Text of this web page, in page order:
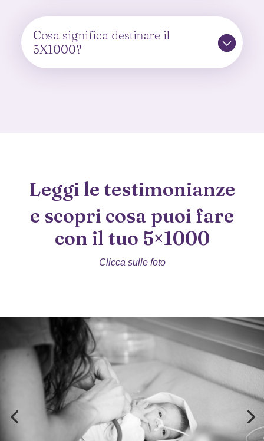
Cosa significa destinare il
5X1000?
Leggi le testimonianze
e scopri cosa puoi fare
con il tuo 5×1000
Clicca sulle foto